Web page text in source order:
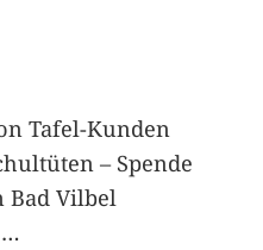
Tafel-Kunden
– Spende
Bad Vilbel
…